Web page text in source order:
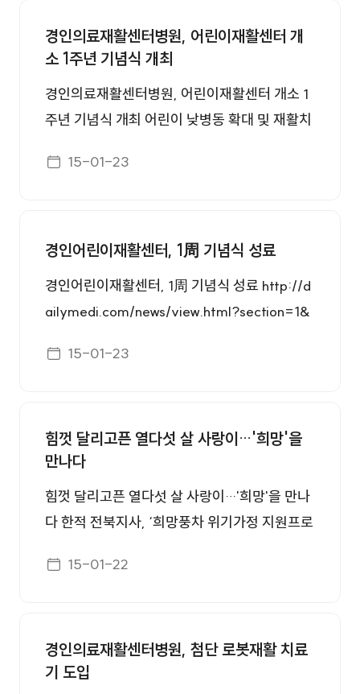
터 홈페이지(www.icatc.or.kr)에서 확인할 수
있으며, 신청서를 다운받아 작성한 후 첨부서류
와 함께 내방접수 또는 이메일(icatc@naver.c
om)접수로 할 수 있다. 이후 서류심사, 방문상
정대상자를 선정할 것이며, 복지사각지대에 놓
yk/html/read.php?newsid=2015061118418
72224&ext=na
경인의료재활센터병원, 어린이재활센터 개
소 1주년 기념식 개최
경인의료재활센터병원, 어린이재활센터 개소 1
주년 기념식 개최 어린이 낮병동 확대 및 재활치
r/news/newsview.php?newscd=201501220
게시일자
15-01-23
경인어린이재활센터, 1周 기념식 성료
경인어린이재활센터, 1周 기념식 성료 http://d
ailymedi.com/news/view.html?section=1&
게시일자
15-01-23
힘껏 달리고픈 열다섯 살 사랑이…'희망'을
만나다
힘껏 달리고픈 열다섯 살 사랑이…'희망'을 만나
다 한적 전북지사, ‘희망풍차 위기가정 지원프로
1 http://news1.kr/articles/?2024555
게시일자
15-01-22
경인의료재활센터병원, 첨단 로봇재활 치료
기 도입